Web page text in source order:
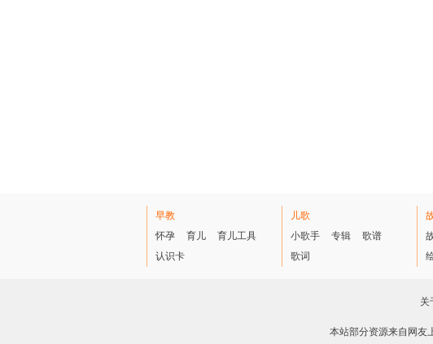
早教
怀孕
育儿
育儿工具
认识卡
儿歌
小歌手
专辑
歌谱
歌词
关
本站部分资源来自网友